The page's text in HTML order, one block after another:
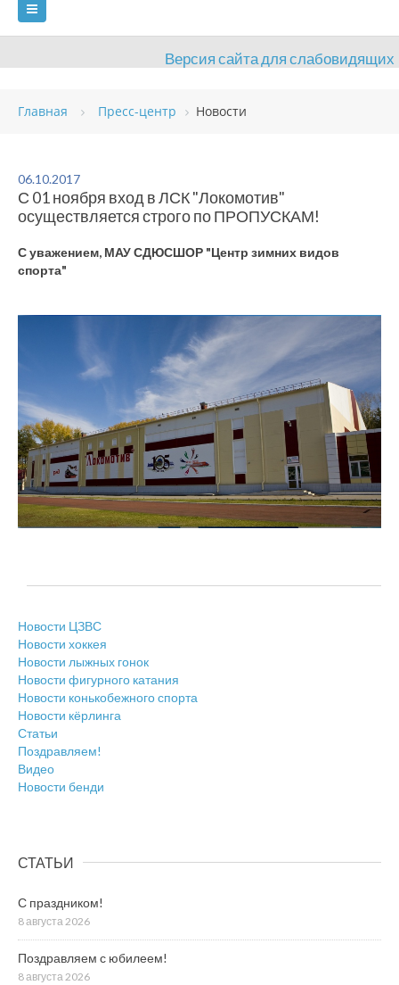
Версия сайта для слабовидящих
ГЛАВНАЯ
ВИДЫ СПОРТА
ОБЪЕКТЫ ДОКУМЕНТЫ ПРЕСС-ЦЕНТР
ОЦЕНКА КАЧЕСТВА ОБРАЗОВАНИЯ ВАКАНСИИ
Главная Пресс-центр Новости
06.10.2017
С 01 ноября вход в ЛСК "Локомотив"
осуществляется строго по ПРОПУСКАМ!
С уважением, МАУ СДЮСШОР "Центр зимних видов
спорта"
Новости ЦЗВС
Новости хоккея
Новости лыжных гонок
Новости фигурного катания
Новости конькобежного спорта
Новости кёрлинга
Статьи
Поздравляем!
Видео
Новости бенди
СТАТЬИ
С праздником!
8 августа 2026
Поздравляем с юбилеем!
8 августа 2026